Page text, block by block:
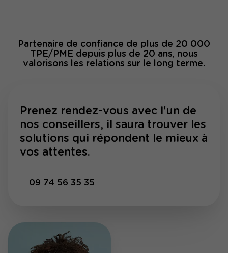
Partenaire de confiance de plus de 20 000
TPE/PME depuis plus de 20 ans, nous
valorisons les relations sur le long terme.
Prenez rendez-vous avec l'un de
nos conseillers, il saura trouver les
solutions qui répondent le mieux à
vos attentes.
09 74 56 35 35